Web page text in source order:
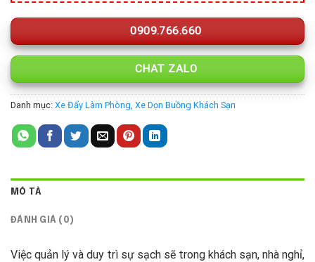
0909.766.660
CHAT ZALO
Danh mục: Xe Đẩy Làm Phòng, Xe Dọn Buồng Khách Sạn
MÔ TẢ
ĐÁNH GIÁ (0)
Việc quản lý và duy trì sự sạch sẽ trong khách sạn, nhà nghỉ,